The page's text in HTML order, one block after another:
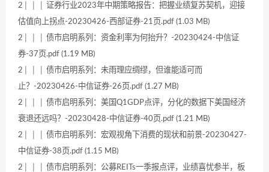
2│ │ │ 证券行业2023年中期策略报告：把握业绩复苏契机，迎接
估值向上拐点-20230426-西部证券-21页.pdf (1.03 MB)
2│ │ │ 债市启明系列：资金利率为何抬升？-20230424-中信证
券-37页.pdf (1.19 MB)
2│ │ │ 债市启明系列：未雨理应绸缪，但谁能适可而
止？-20230426-中信证券-26页.pdf (1.27 MB)
2│ │ │ 债市启明系列：美国Q1GDP点评，分化的数据下美国经济
衰退还远吗？-20230428-中信证券-40页.pdf (1.21 MB)
2│ │ │ 债市启明系列：宏观视角下消费的现状和前景-20230427-
中信证券-38页.pdf (1.15 MB)
2│ │ │ 债市启明系列：公募REITs一季报点评，业绩喜忧参半，板